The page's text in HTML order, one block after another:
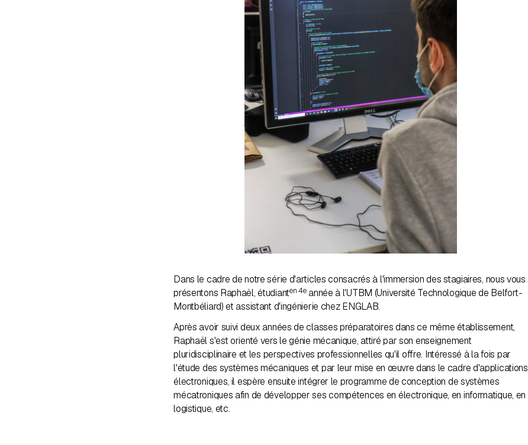
Dans le cadre de notre série d'articles consacrés à l'immersion des stagiaires, nous vous
présentons Raphaël, étudianten 4eannée à l'UTBM (Université Technologique de Belfort-
Montbéliard) et assistant d'ingénierie chez ENGLAB.
Après avoir suivi deux années de classes préparatoires dans ce même établissement,
Raphaël s'est orienté vers le génie mécanique, attiré par son enseignement
pluridisciplinaire et les perspectives professionnelles qu'il offre. Intéressé à la fois par
l'étude des systèmes mécaniques et par leur mise en œuvre dans le cadre d'applications
électroniques, il espère ensuite intégrer le programme de conception de systèmes
mécatroniques afin de développer ses compétences en électronique, en informatique, en
logistique, etc.